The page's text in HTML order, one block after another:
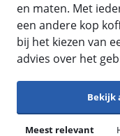
en maten. Met
een andere kop
bij het kiezen van
advies over het
Bekijk
Meest relevant